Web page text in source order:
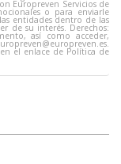
Europreven Servicios de
o para enviarle
entidades dentro de las
de su interés. Derechos:
así como acceder,
.
el enlace de Política de